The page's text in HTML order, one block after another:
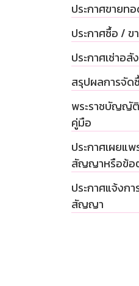
ประกาศขายท
ประกาศซื้อ / ข
ประกาศเช่าอ
สรุปผลการจัด
พระราชบัญญัติ
คู่มือ
ประกาศเผยแ
สัญญาหรือข้อ
ประกาศแจ้งก
สัญญา